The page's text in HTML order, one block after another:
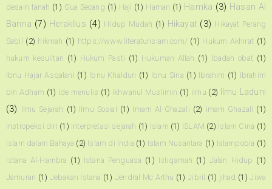
desain tanah (1) Gua Secang (1) Haji (1) Haman (1) Hamka (3) Hasan Al
Banna (7) Heraklius (4) Hidup Mudah (1) Hikayat (3) Hikayat Perang
Sabil
(2) hikmah (1) https://www.literaturislam.com/ (1) Hukum Akhirat (1)
hukum kesulitan (1) Hukum Pasti (1) Hukuman Allah (1) Ibadah obat (1)
Ibnu Hajar Asqalani (1) Ibnu Khaldun (1) Ibnu Sina (1) Ibrahim (1) Ibrahim
bin Adham (1) ide menulis (1) Ikhwanul Muslimin (1) ilmu (2)
Ilmu Laduni
(3) Ilmu Sejarah (1) Ilmu Sosial (1) Imam Al-Ghazali (2) imam Ghazali (1)
Instropeksi diri (1) interpretasi sejarah (1) Islam (1) ISLAM (2) Islam Cina (1)
Islam dalam Bahaya (2) Islam di India (1) Islam Nusantara (1) Islampobia (1)
Istana Al-Hambra (1) Istana Penguasa (1) Istiqamah (1) Jalan Hidup (1)
Jamuran (1) Jebakan Istana (1) Jendral Mc Arthu (1) Jibril (1) jihad (1) Jiwa